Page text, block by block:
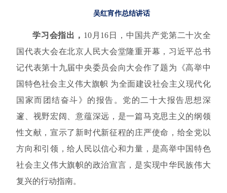
吴红宵作总结讲话
学习会指出， 10月 16 日，中国共产党第二十次全
国代表大会在北京人民大会堂隆重开幕，习近平总书
记代表第十九届中央委员会向大会作了题为《高举中
国特色社会主义伟大旗帜 为全面建设社会主义现代化
国家而团结奋斗》的报告。党的二十大报告思想深
邃、视野宏阔、意蕴深远，是一篇马克思主义的纲领
性文献，宣示了新时代新征程的庄严使命，给全党以
方向和引领，给人民以信心和力量，是高举中国特色
社会主义伟大旗帜的政治宣言，是实现中华民族伟大
复兴的行动指南。